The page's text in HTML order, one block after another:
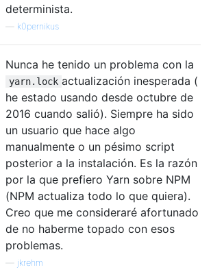
determinista.
k0pernikus
Nunca he tenido un problema con la
yarn.lock actualización inesperada (
he estado usando desde octubre de
2016 cuando salió). Siempre ha sido
un usuario que hace algo
manualmente o un pésimo script
posterior a la instalación. Es la razón
por la que prefiero Yarn sobre NPM
(NPM actualiza todo lo que quiera).
Creo que me consideraré afortunado
de no haberme topado con esos
problemas.
jkrehm